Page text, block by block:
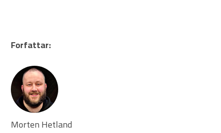
Forfattar:
Morten Hetland